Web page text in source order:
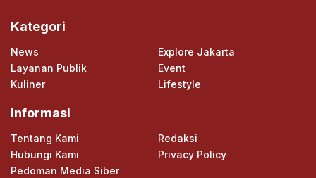
Kategori
News
Explore Jakarta
Layanan Publik
Event
Kuliner
Lifestyle
Informasi
Tentang Kami
Redaksi
Hubungi Kami
Privacy Policy
Pedoman Media Siber